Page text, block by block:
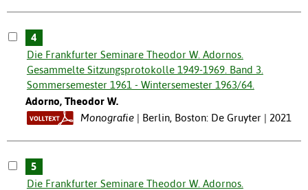
4
Die Frankfurter Seminare Theodor W. Adornos.
Gesammelte Sitzungsprotokolle 1949-1969. Band 3.
Sommersemester 1961 - Wintersemester 1963/64.
Adorno, Theodor W.
Monografie
Berlin, Boston: De Gruyter | 2021
5
Die Frankfurter Seminare Theodor W. Adornos.